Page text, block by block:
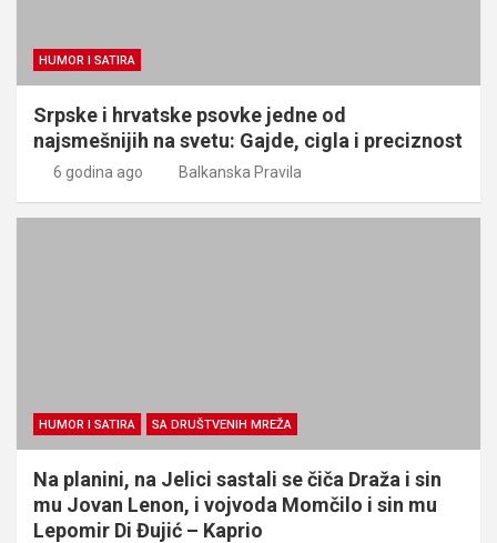
HUMOR I SATIRA
Srpske i hrvatske psovke jedne od
najsmešnijih na svetu: Gajde, cigla i preciznost
6 godina ago Balkanska Pravila
HUMOR I SATIRA SA DRUŠTVENIH MREŽA
Na planini, na Jelici sastali se čiča Draža i sin
mu Jovan Lenon, i vojvoda Momčilo i sin mu
Lepomir Di Đujić – Kaprio